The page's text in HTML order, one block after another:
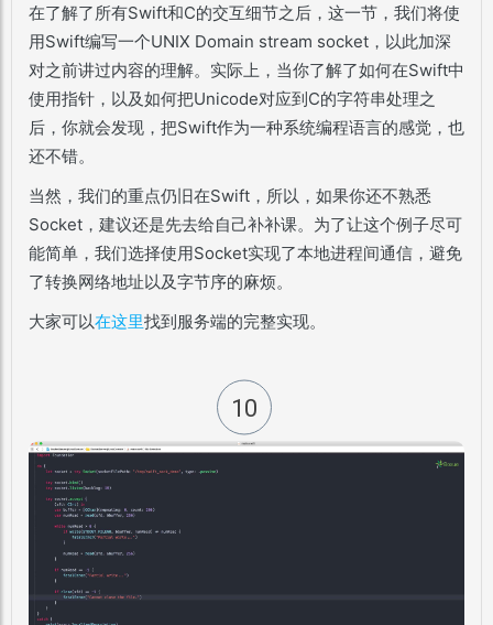
在了解了所有Swift和C的交互细节之后，这一节，我们将使
用Swift编写一个UNIX Domain stream socket，以此加深
对之前讲过内容的理解。实际上，当你了解了如何在Swift中
使用指针，以及如何把Unicode对应到C的字符串处理之
后，你就会发现，把Swift作为一种系统编程语言的感觉，也
还不错。
当然，我们的重点仍旧在Swift，所以，如果你还不熟悉
Socket，建议还是先去给自己补补课。为了让这个例子尽可
能简单，我们选择使用Socket实现了本地进程间通信，避免
了转换网络地址以及字节序的麻烦。
大家可以在这里找到服务端的完整实现。
10